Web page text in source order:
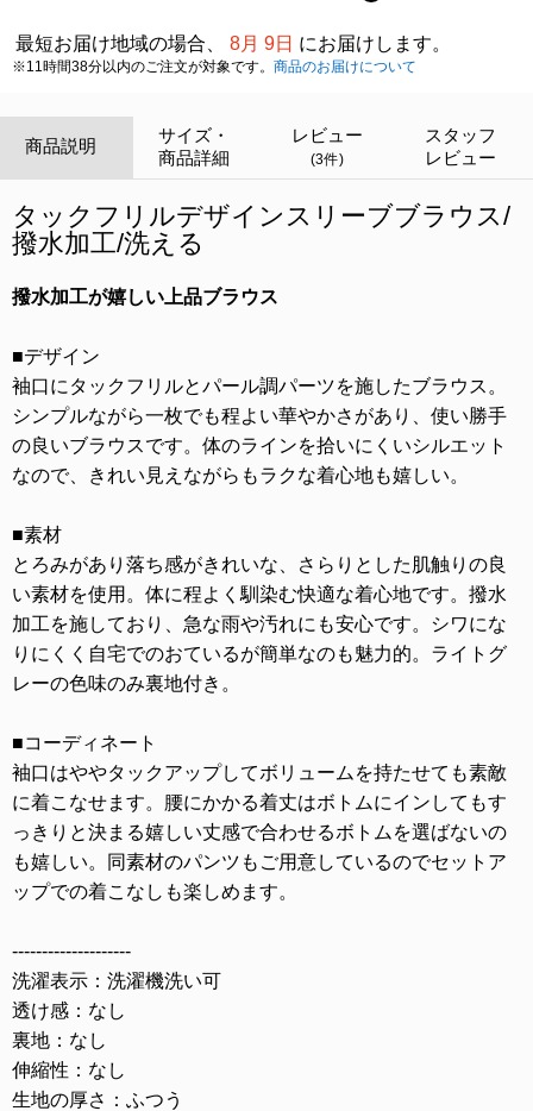
最短お届け地域の場合、 8月 9日 にお届けします。
※11時間38分以内のご注文が対象です。 商品のお届けについて
商品説明
サイズ・
商品詳細
レビュー
(3件)
スタッフ
レビュー
タックフリルデザインスリーブブラウス/
撥水加工/洗える
撥水加工が嬉しい上品ブラウス
■デザイン
袖口にタックフリルとパール調パーツを施したブラウス。
シンプルながら一枚でも程よい華やかさがあり、使い勝手
の良いブラウスです。体のラインを拾いにくいシルエット
なので、きれい見えながらもラクな着心地も嬉しい。
■素材
とろみがあり落ち感がきれいな、さらりとした肌触りの良
い素材を使用。体に程よく馴染む快適な着心地です。撥水
加工を施しており、急な雨や汚れにも安心です。シワにな
りにくく自宅でのおているが簡単なのも魅力的。ライトグ
レーの色味のみ裏地付き。
■コーディネート
袖口はややタックアップしてボリュームを持たせても素敵
に着こなせます。腰にかかる着丈はボトムにインしてもす
っきりと決まる嬉しい丈感で合わせるボトムを選ばないの
も嬉しい。同素材のパンツもご用意しているのでセットア
ップでの着こなしも楽しめます。
--------------------
洗濯表示：洗濯機洗い可
透け感：なし
裏地：なし
伸縮性：なし
生地の厚さ：ふつう